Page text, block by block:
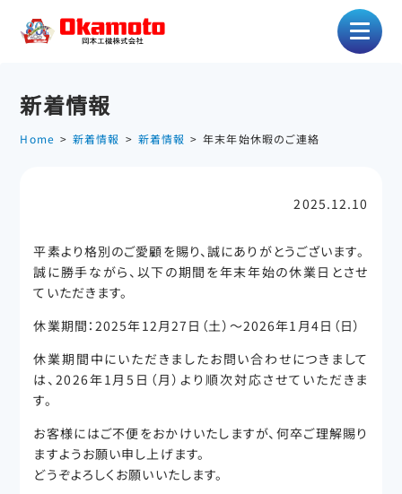
新着情報
Home 新着情報 新着情報 年末年始休暇のご連絡
2025.12.10
平素より格別のご愛顧を賜り、誠にありがとうございます。
誠に勝手ながら、以下の期間を年末年始の休業日とさせ
ていただきます。
休業期間：2025年12月27日（土）～2026年1月4日（日）
休業期間中にいただきましたお問い合わせにつきまして
は、2026年1月5日（月）より順次対応させていただきま
す。
お客様にはご不便をおかけいたしますが、何卒ご理解賜り
ますようお願い申し上げます。
どうぞよろしくお願いいたします。